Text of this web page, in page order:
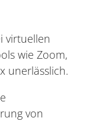
virtuellen
wie Zoom,
unerlässlich.
von